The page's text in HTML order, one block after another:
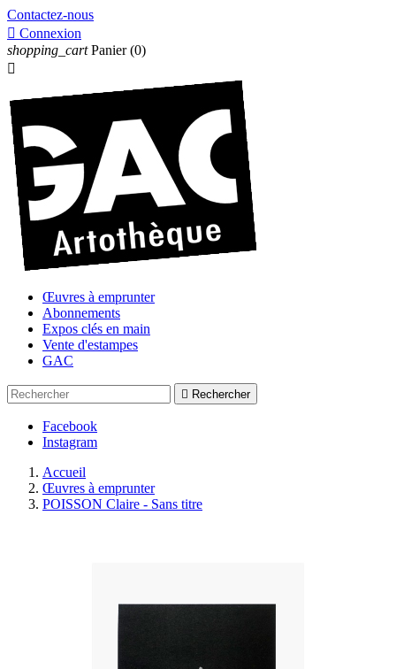
Contactez-nous
 Connexion
shopping_cart Panier (0)

Œuvres à emprunter
Abonnements
Expos clés en main
Vente d'estampes
GAC
 Rechercher
Facebook
Instagram
Accueil
Œuvres à emprunter
POISSON Claire - Sans titre